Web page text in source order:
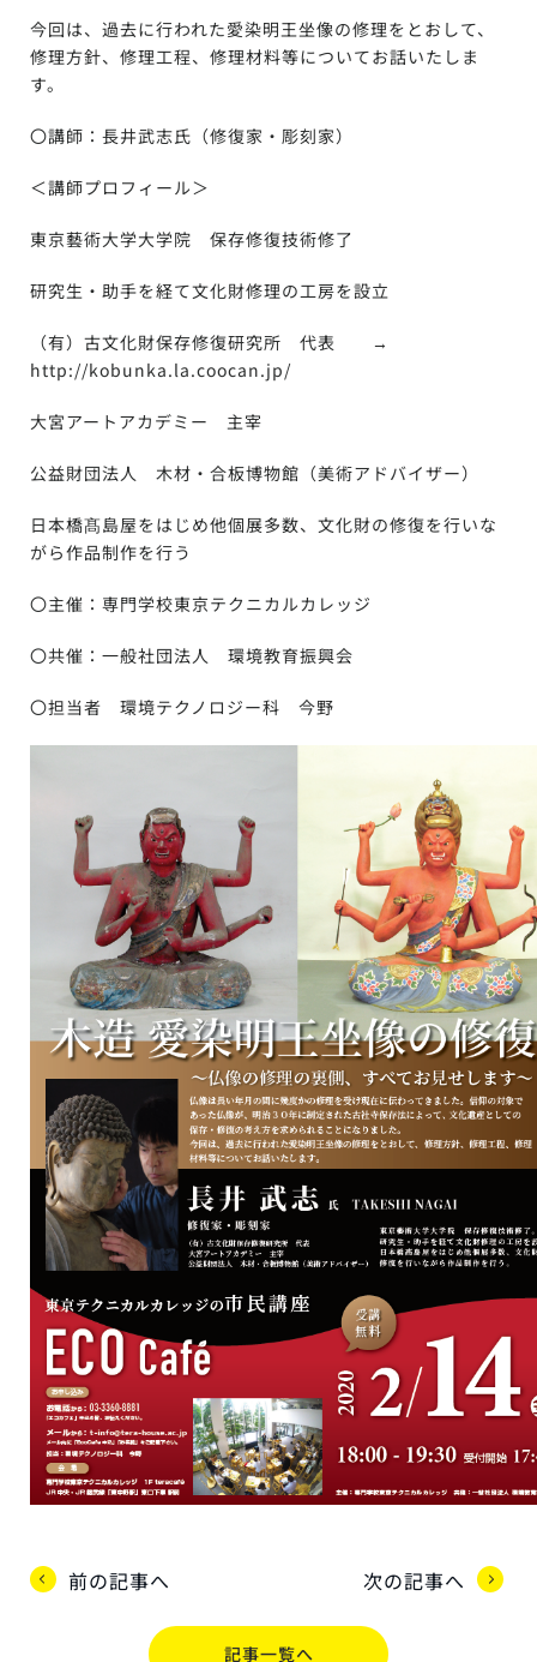
今回は、過去に行われた愛染明王坐像の修理をとおして、
修理方針、修理工程、修理材料等についてお話いたしま
す。
〇講師：長井武志氏（修復家・彫刻家）
＜講師プロフィール＞
東京藝術大学大学院 保存修復技術修了
研究生・助手を経て文化財修理の工房を設立
（有）古文化財保存修復研究所 代表 →
http://kobunka.la.coocan.jp/
大宮アートアカデミー 主宰
公益財団法人 木材・合板博物館（美術アドバイザー）
日本橋髙島屋をはじめ他個展多数、文化財の修復を行いな
がら作品制作を行う
〇主催：専門学校東京テクニカルカレッジ
〇共催：一般社団法人 環境教育振興会
〇担当者 環境テクノロジー科 今野
前の記事へ
記事一覧へ
次の記事へ